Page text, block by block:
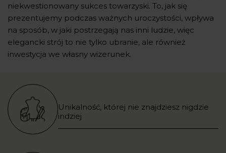
niekwestionowany sukces towarzyski. To, jak się
prezentujemy podczas ważnych uroczystości, wpływa
na sposób, w jaki postrzegają nas inni ludzie, więc
elegancki strój to nie tylko ubranie, ale również
inwestycja we własny wizerunek.
Unikalność, której nie znajdziesz nigdzie
indziej